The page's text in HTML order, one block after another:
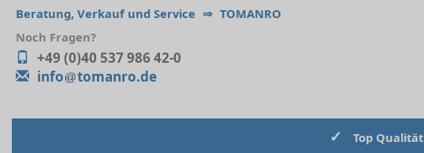
Beratung, Verkauf und Service ⇒ TOMANRO
Noch Fragen?
+49 (0)40 537 986 42-0
info
tomanro.de
✓ Top Qualität